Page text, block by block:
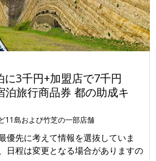
3千円+加盟店で7千円
旅行商品券 都の助成キ
11島および竹芝の一部店舗
優先に考えて情報を選抜していま
日程は変更となる場合がありますの